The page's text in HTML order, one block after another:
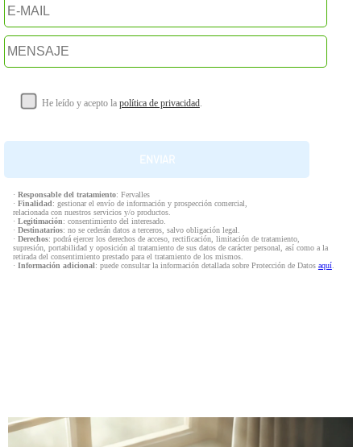
He leído y acepto la política de privacidad.
· Responsable del tratamiento: Fervalles
· Finalidad: gestionar el envío de información y prospección comercial,
relacionada con nuestros servicios y/o productos.
· Legitimación: consentimiento del interesado.
· Destinatarios: no se cederán datos a terceros, salvo obligación legal.
· Derechos: podrá ejercer los derechos de acceso, rectificación, limitación de tratamiento,
supresión, portabilidad y oposición al tratamiento de sus datos de carácter personal, así como a la
retirada del consentimiento prestado para el tratamiento de los mismos.
· Información adicional: puede consultar la información detallada sobre Protección de Datos aquí.